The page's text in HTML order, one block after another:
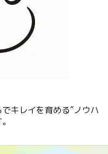
キレイを育める”ノウハ